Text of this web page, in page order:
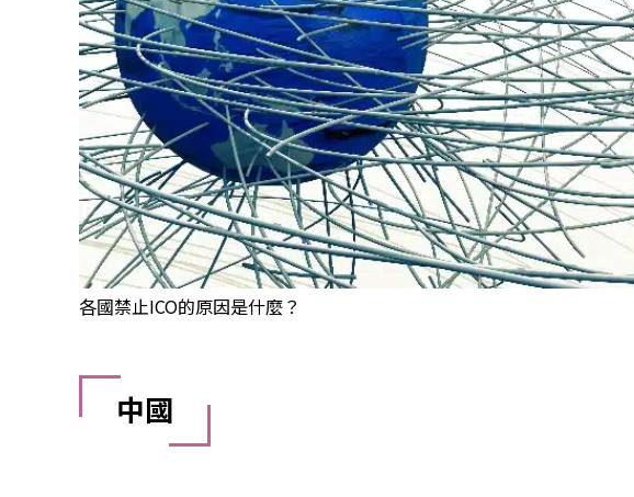
各國禁止ICO的原因是什麼？
中國